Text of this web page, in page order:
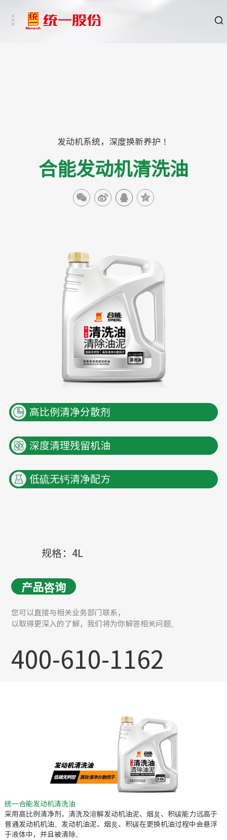
碳中和重点行业
新能源车、新能源基础设施及数字社会相关行业
发动机系统，深度换新养护！
合能发动机清洗油
高比例清净分散剂
深度清理残留机油
低硫无钙清净配方
规格：4L
产品咨询
您可以直接与相关业务部门联系，
以取得更深入的了解，我们将为你解答相关问题。
400-610-1162
统一合能发动机清洗油
采用高比例清净剂，清洗及溶解发动机油泥、烟炱、积碳能力远高于
普通发动机机油。发动机油泥、烟炱、积碳在更换机油过程中会悬浮
于液体中，并且被清除。